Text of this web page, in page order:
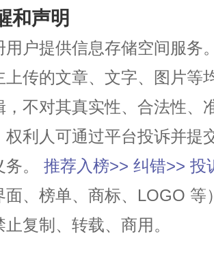
和声明
用户提供信息存储空间服务
上传的文章、文字、图片等
，不对其真实性、合法性、
权利人可通过平台投诉并提
。
推荐入榜>> 纠错>> 投
面、榜单、商标、LOGO
复制、转载、商用。